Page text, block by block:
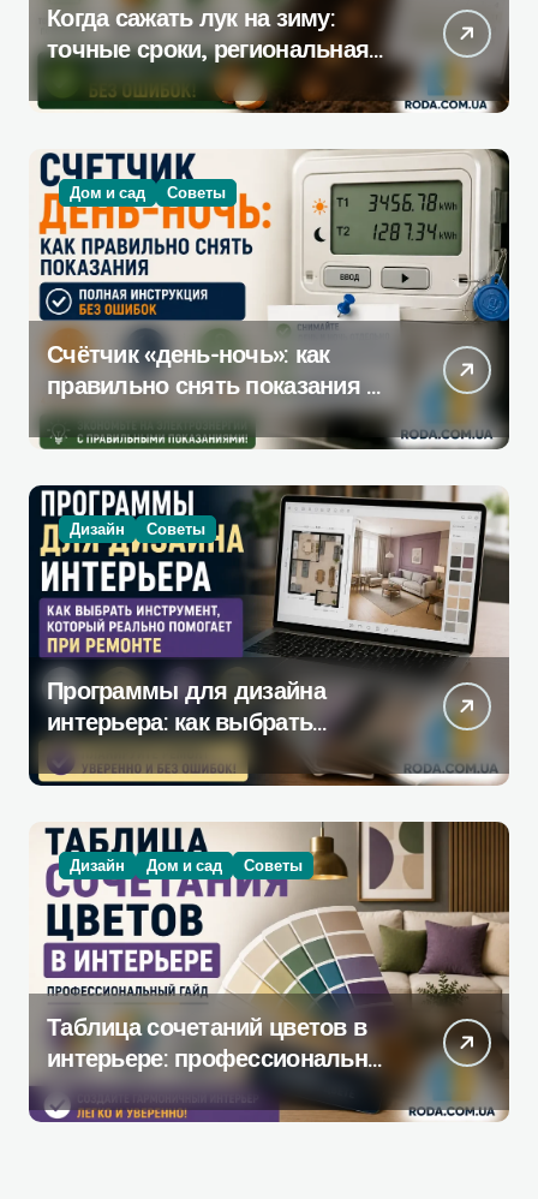
Когда сажать лук на зиму:
точные сроки, региональная
таблица и пошаговая
инструкция
Дом и сад Советы
Счётчик «день-ночь»: как
правильно снять показания —
полная инструкция без
ошибок
Дизайн Советы
Программы для дизайна
интерьера: как выбрать
инструмент, который
действительно поможет при
ремонте
Дизайн Дом и сад Советы
Таблица сочетаний цветов в
интерьере: профессиональное
руководство по созданию
гармоничной палитры